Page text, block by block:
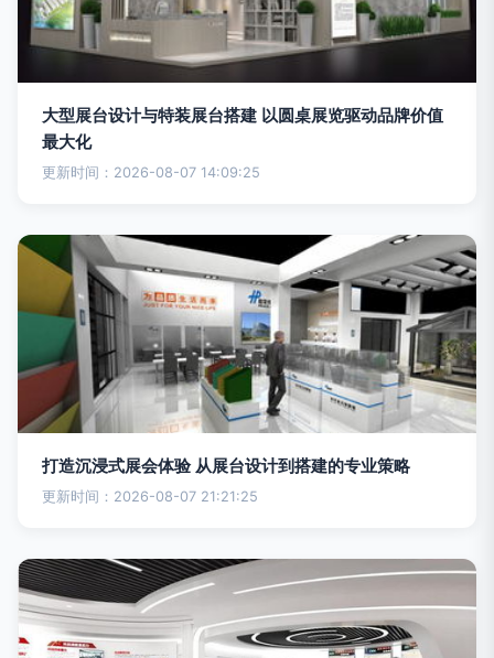
大型展台设计与特装展台搭建 以圆桌展览驱动品牌价值
最大化
更新时间：2026-08-07 14:09:25
打造沉浸式展会体验 从展台设计到搭建的专业策略
更新时间：2026-08-07 21:21:25